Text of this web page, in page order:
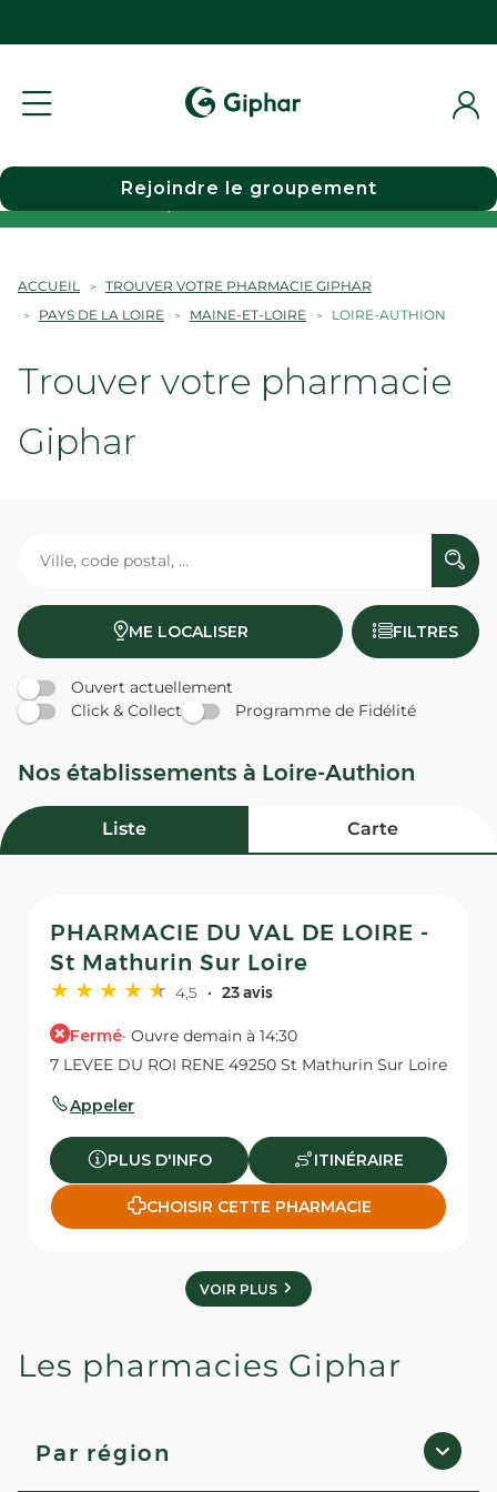
Choisir une pharmacie
Rejoindre le groupement
ACCUEIL
TROUVER VOTRE PHARMACIE GIPHAR
PAYS DE LA LOIRE
MAINE-ET-LOIRE LOIRE-AUTHION
Trouver votre pharmacie
Giphar
ME LOCALISER FILTRES
Ouvert actuellement
Click & Collect
Programme de Fidélité
Nos établissements à Loire-Authion
Liste Carte
PHARMACIE DU VAL DE LOIRE -
St Mathurin Sur Loire
4,5 23 avis
Fermé· Ouvre demain à 14:30
7 LEVEE DU ROI RENE 49250 St Mathurin Sur Loire
Appeler
PLUS D'INFO ITINÉRAIRE
CHOISIR CETTE PHARMACIE
VOIR PLUS
Les pharmacies Giphar
Par région